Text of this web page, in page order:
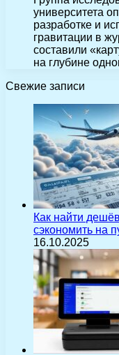
университета
разработке и
гравитации в
составили
на глубине
Свежие записи
Как найти
сэкономить на
16.10.2025